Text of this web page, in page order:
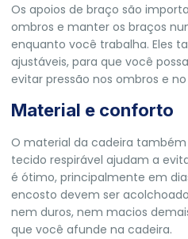
Os apoios de braço são
ombros e manter os braços
enquanto você trabalha. Eles
ajustáveis, para que você
evitar pressão nos ombros e
Material e conforto
O material da cadeira
tecido respirável ajudam a
é ótimo, principalmente em
encosto devem ser
nem duros, nem macios
que você afunde na cadeira.